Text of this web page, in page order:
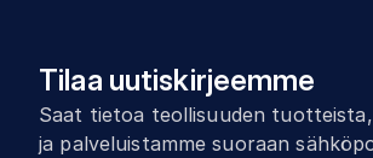
Tilaa uutiskirjeemme
Saat tietoa teollisuuden
ja palveluistamme suoraan